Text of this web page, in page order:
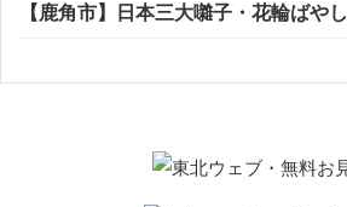
【鹿角市】日本三大囃子・花輪ばやし